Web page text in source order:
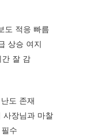
도 적응 빠름
상승 여지
간 잘 감
도 존재
사장님과 마찰
수